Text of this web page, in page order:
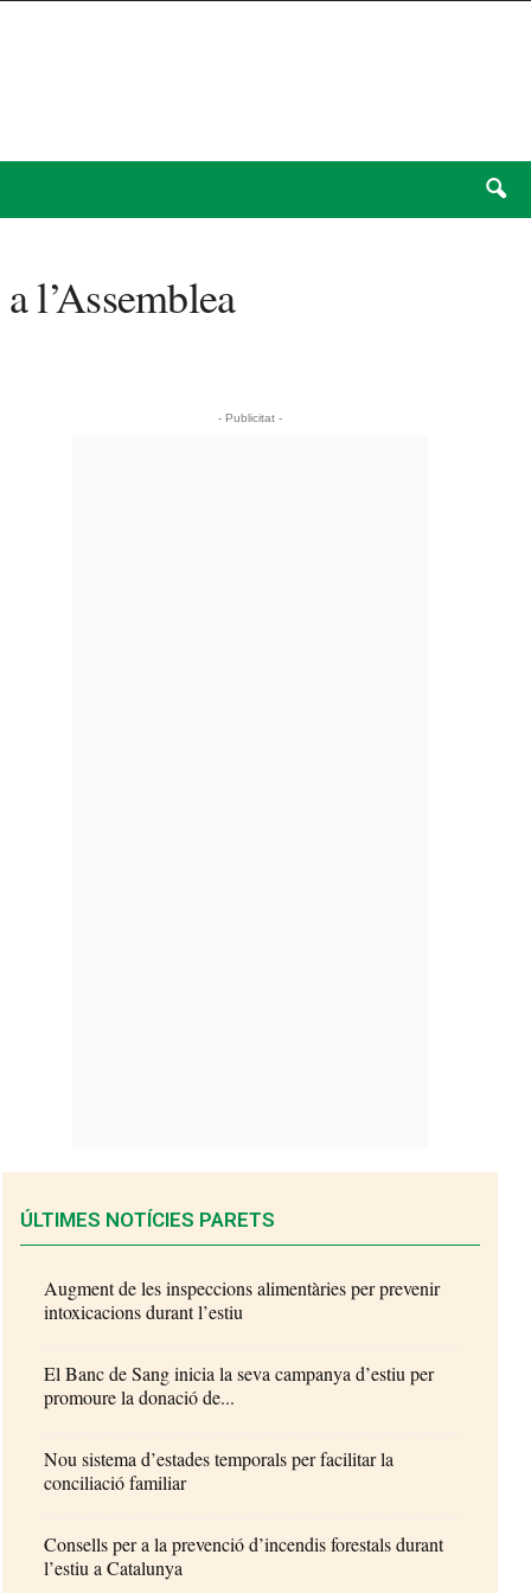
l’Assemblea
- Publicitat -
ÚLTIMES NOTÍCIES PARETS
Augment de les inspeccions alimentàries per prevenir
intoxicacions durant l’estiu
El Banc de Sang inicia la seva campanya d’estiu per
promoure la donació de...
Nou sistema d’estades temporals per facilitar la
conciliació familiar
Consells per a la prevenció d’incendis forestals durant
l’estiu a Catalunya